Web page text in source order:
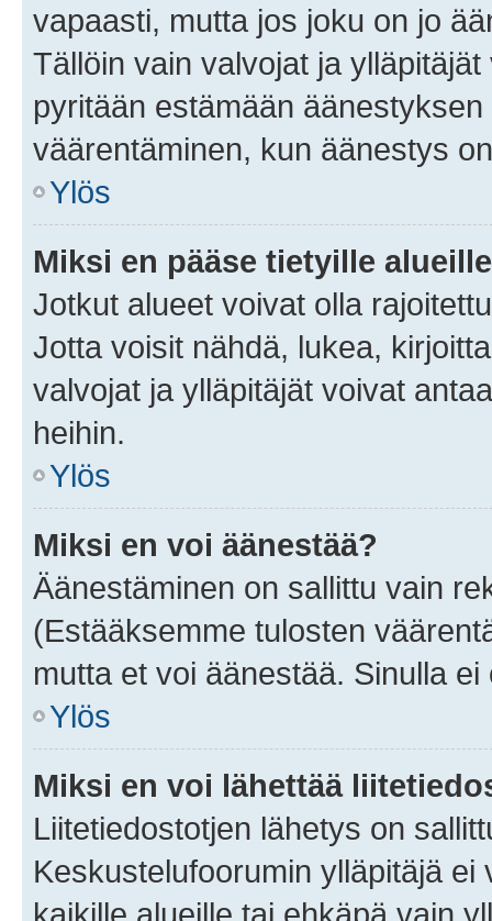
vapaasti, mutta jos joku on jo
Tällöin vain valvojat ja
pyritään estämään
väärentäminen, kun äänestys
Ylös
Miksi en pääse tietyille
Jotkut alueet voivat olla
Jotta voisit nähdä, lukea,
valvojat ja ylläpitäjät voivat
heihin.
Ylös
Miksi en voi äänestää?
Äänestäminen on sallittu vain
(Estääksemme tulosten
mutta et voi äänestää. Sinulla
Ylös
Miksi en voi lähettää
Liitetiedostotjen lähetys on
Keskustelufoorumin ylläpitäjä
kaikille alueille tai ehkäpä vain